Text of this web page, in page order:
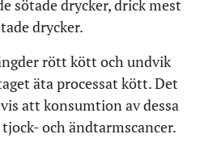
sötade drycker, drick mest
drycker.
rött kött och undvik
äta processat kött. Det
att konsumtion av dessa
och ändtarmscancer.